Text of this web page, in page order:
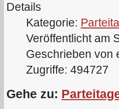
Details
Kategorie:
Veröffentlicht am
Geschrieben von
Zugriffe: 494727
Gehe zu: